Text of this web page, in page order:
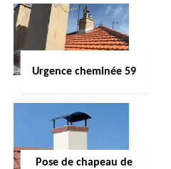
Urgence cheminée 59
Pose de chapeau de